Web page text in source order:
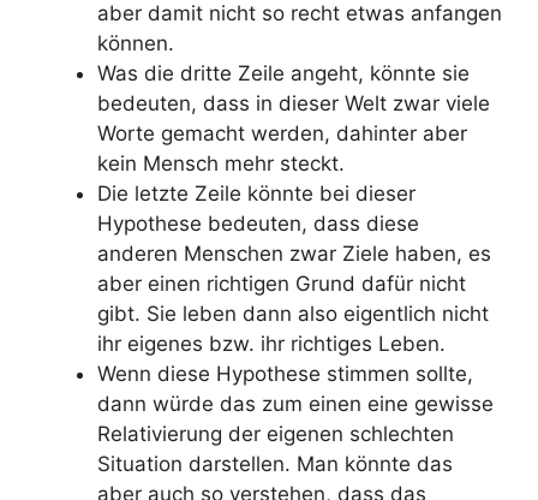
aber damit nicht so recht etwas anfangen
können.
Was die dritte Zeile angeht, könnte sie
bedeuten, dass in dieser Welt zwar viele
Worte gemacht werden, dahinter aber
kein Mensch mehr steckt.
Die letzte Zeile könnte bei dieser
Hypothese bedeuten, dass diese
anderen Menschen zwar Ziele haben, es
aber einen richtigen Grund dafür nicht
gibt. Sie leben dann also eigentlich nicht
ihr eigenes bzw. ihr richtiges Leben.
Wenn diese Hypothese stimmen sollte,
dann würde das zum einen eine gewisse
Relativierung der eigenen schlechten
Situation darstellen. Man könnte das
aber auch so verstehen, dass das